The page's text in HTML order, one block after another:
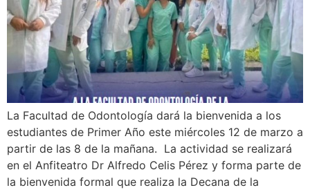
La Facultad de Odontología dará la bienvenida a los
estudiantes de Primer Año este miércoles 12 de marzo a
partir de las 8 de la mañana. La actividad se realizará
en el Anfiteatro Dr Alfredo Celis Pérez y forma parte de
la bienvenida formal que realiza la Decana de la